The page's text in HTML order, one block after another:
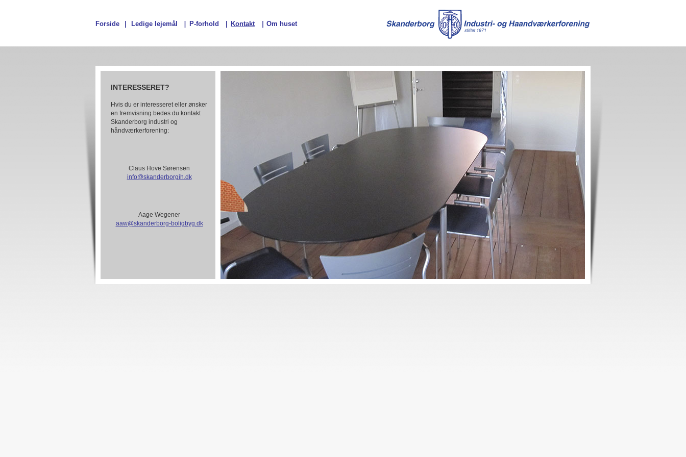
Forside Ledige lejemål P-forhold Kontakt Om huset
INTERESSERET?
Hvis du er interesseret eller ønsker
en fremvisning bedes du kontakt
Skanderborg industri og
håndværkerforening:
Claus Hove Sørensen
info@skanderborgih.dk
Aage Wegener
aaw@skanderborg-boligbyg.dk